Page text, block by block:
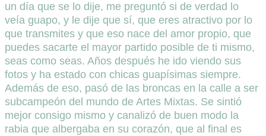
un día que se lo dije, me preguntó si de verdad lo
veía guapo, y le dije que sí, que eres atractivo por lo
que transmites y que eso nace del amor propio, que
puedes sacarte el mayor partido posible de ti mismo,
seas como seas. Años después he ido viendo sus
fotos y ha estado con chicas guapísimas siempre.
Además de eso, pasó de las broncas en la calle a ser
subcampeón del mundo de Artes Mixtas. Se sintió
mejor consigo mismo y canalizó de buen modo la
rabia que albergaba en su corazón, que al final es